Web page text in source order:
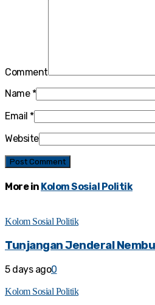
Comment
Name *
Email *
Website
More in Kolom Sosial Politik
Kolom Sosial Politik
Tunjangan Jenderal
5 days ago0
Kolom Sosial Politik